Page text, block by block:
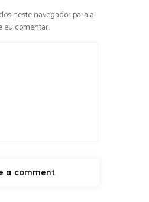
neste navegador para a
eu comentar.